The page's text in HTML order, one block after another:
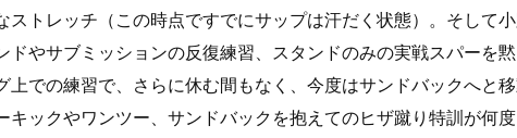
ストレッチ（この時点ですでにサップは汗だく状態）。そして
ドやサブミッションの反復練習、スタンドのみの実戦スパーを
上での練習で、さらに休む間もなく、今度はサンドバックへと
キックやワンツー、サンドバックを抱えてのヒザ蹴り特訓が何